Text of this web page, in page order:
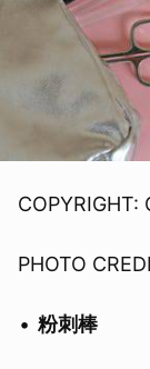
PHOTO
粉刺棒